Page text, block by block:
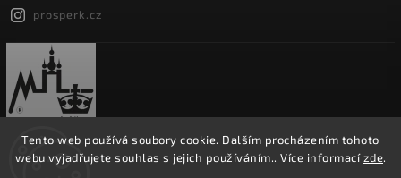
Tento web používá soubory cookie. Dalším procházením tohoto
webu vyjadřujete souhlas s jejich používáním.. Více informacízde.
prosperk.cz